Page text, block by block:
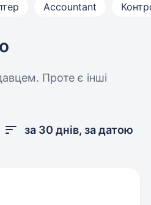
Accountant
Проте є інші
за 30 днів, за датою